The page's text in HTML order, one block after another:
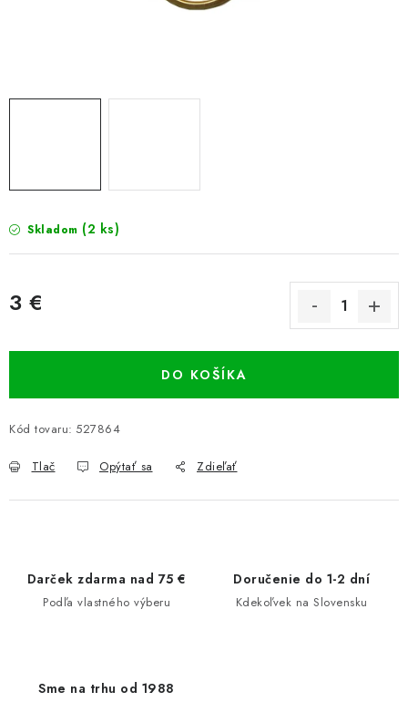
PRÍVLAČ
PRÚTY
KONTAKTY
Skladom (2 ks)
3 €
DO KOŠÍKA
Kód tovaru: 527864
Tlač Opýtať sa Zdieľať
Darček zdarma nad 75 €
Podľa vlastného výberu
Doručenie do 1-2 dní
Kdekoľvek na Slovensku
Sme na trhu od 1988